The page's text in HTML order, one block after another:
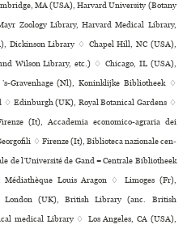
MA (USA), Harvard University (Botany
Zoology Library, Harvard Medical Library,
Dickinson Library ♢ Chapel Hill, NC (USA),
Wilson Library, etc.) ♢ Chicago, IL (USA),
Gravenhage (Nl), Koninklijke Bibliotheek ♢
Edinburgh (UK), Royal Botanical Gardens ♢
(It), Accademia eco­no­mico-agra­ria dei
♢ Firenze (It), Biblioteca nazio­nale cen­
de l’Université de Gand = Centrale Bibliotheek
Louis Aragon ♢ Limoges (Fr),
(UK), British Library (anc. British
medi­cal Library ♢ Los Angeles, CA (USA),